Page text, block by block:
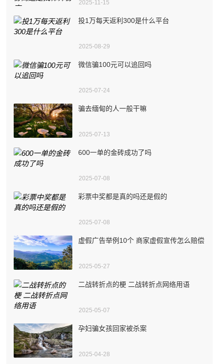
2025-11-15
投1万每天返利300是什么平台
2025-08-29
微信骗100元可以追回吗
2025-07-24
骗去缅甸的人一般干嘛
2025-07-13
600一单的金砖成功了吗
2025-07-08
彩票中奖都是真的吗还是假的
2025-07-08
虚假广告举例10个 商家虚假宣传怎么赔偿
2025-05-27
二战转折点的梗 二战转折点网络用语
2025-05-07
孕妇骗女孩回家被杀案
2025-04-28